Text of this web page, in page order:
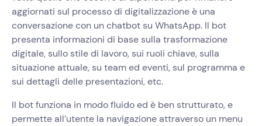
aggiornati sul processo di digitalizzazione è una
conversazione con un chatbot su WhatsApp. Il bot
presenta informazioni di base sulla trasformazione
digitale, sullo stile di lavoro, sui ruoli chiave, sulla
situazione attuale, su team ed eventi, sul programma e
sui dettagli delle presentazioni, etc.
Il bot funziona in modo fluido ed è ben strutturato, e
permette all’utente la navigazione attraverso un menu